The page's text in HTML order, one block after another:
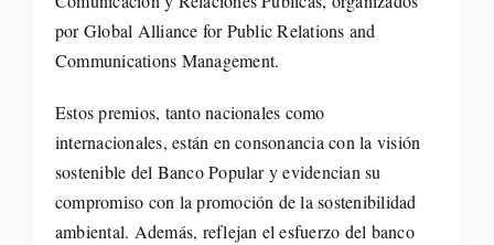
por Global Alliance for Public Relations and
Communications Management.
Estos premios, tanto nacionales como
internacionales, están en consonancia con la visión
sostenible del Banco Popular y evidencian su
compromiso con la promoción de la sostenibilidad
ambiental. Además, reflejan el esfuerzo del banco